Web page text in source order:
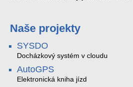
Naše projekty
SYSDO
Docházkový systém v cloudu
AutoGPS
Elektronická kniha jízd